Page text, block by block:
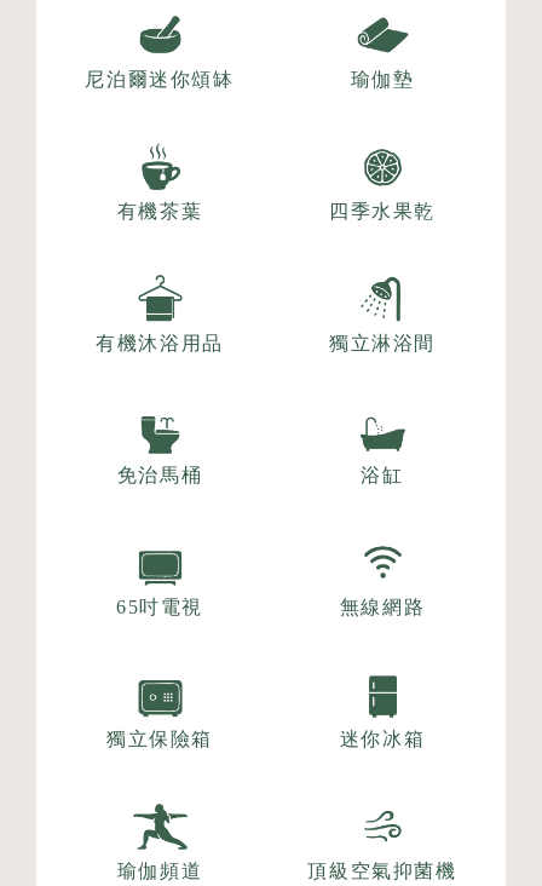
尼泊爾迷你頌缽 瑜伽墊
有機茶葉 四季水果乾
有機沐浴用品 獨立淋浴間
免治馬桶 浴缸
65吋電視 無線網路
獨立保險箱 迷你冰箱
瑜伽頻道 頂級空氣抑菌機